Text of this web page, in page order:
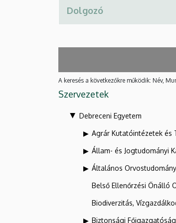
A keresés a következőkre működik: Név,
Szervezetek
Debreceni Egyetem
Agrár Kutatóintézetek és
Állam- és Jogtudományi
Általános
Belső Ellenőrzési Önálló
Biodiverzitás,
Biztonsági Főigazgatóság